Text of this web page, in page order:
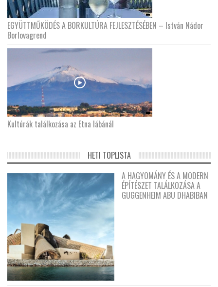
EGYÜTTMŰKÖDÉS A BORKULTÚRA FEJLESZTÉSÉBEN – István Nádor
Borlovagrend
Kultúrák találkozása az Etna lábánál
HETI TOPLISTA
A HAGYOMÁNY ÉS A MODERN
ÉPÍTÉSZET TALÁLKOZÁSA A
GUGGENHEIM ABU DHABIBAN